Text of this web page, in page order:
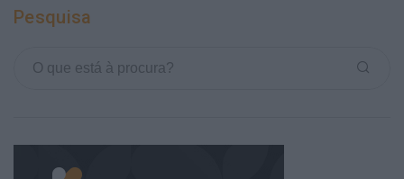
Pesquisa